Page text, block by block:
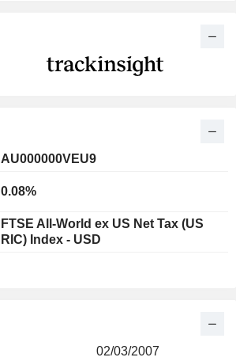
AU000000VEU9
0.08%
FTSE All-World ex US Net Tax (US
RIC) Index - USD
02/03/2007